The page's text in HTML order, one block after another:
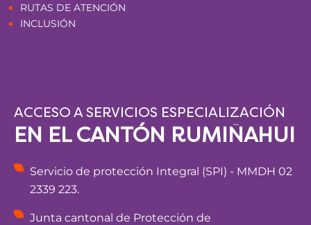
RUTAS DE ATENCIÓN
INCLUSIÓN
ACCESO A SERVICIOS ESPECIALIZACIÓN
EN EL CANTÓN RUMIÑAHUI
Servicio de protección Integral (SPI) - MMDH 02
2339 223.
Junta cantonal de Protección de